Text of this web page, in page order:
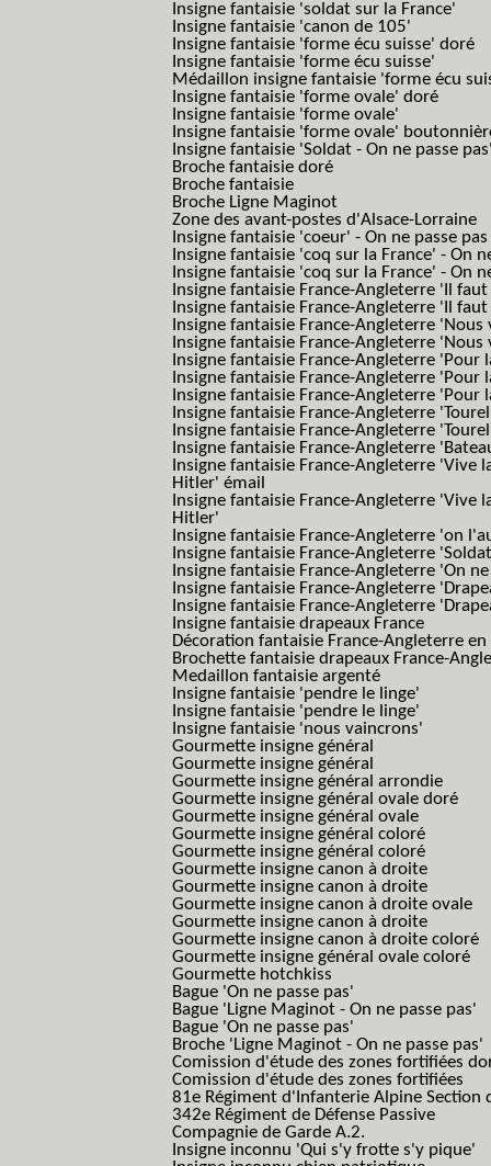
Insigne fantaisie 'soldat sur la France'
Insigne fantaisie 'canon de 105'
Insigne fantaisie 'forme écu suisse' doré
Insigne fantaisie 'forme écu suisse'
Médaillon insigne fantaisie 'forme écu
Insigne fantaisie 'forme ovale' doré
Insigne fantaisie 'forme ovale'
Insigne fantaisie 'forme ovale'
Insigne fantaisie 'Soldat - On ne passe
Broche fantaisie doré
Broche fantaisie
Broche Ligne Maginot
Zone des avant-postes d'Alsace-Lorraine
Insigne fantaisie 'coeur' - On ne passe pas
Insigne fantaisie 'coq sur la France' - On
Insigne fantaisie 'coq sur la France' - On
Insigne fantaisie France-Angleterre 'Il
Insigne fantaisie France-Angleterre 'Il
Insigne fantaisie France-Angleterre
Insigne fantaisie France-Angleterre
Insigne fantaisie France-Angleterre 'Pour
Insigne fantaisie France-Angleterre 'Pour
Insigne fantaisie France-Angleterre 'Pour
Insigne fantaisie France-Angleterre
Insigne fantaisie France-Angleterre
Insigne fantaisie France-Angleterre
Insigne fantaisie France-Angleterre
Hitler' émail
Insigne fantaisie France-Angleterre
Hitler'
Insigne fantaisie France-Angleterre 'on
Insigne fantaisie France-Angleterre
Insigne fantaisie France-Angleterre 'On
Insigne fantaisie France-Angleterre
Insigne fantaisie France-Angleterre
Insigne fantaisie drapeaux France
Décoration fantaisie France-Angleterre en
Brochette fantaisie drapeaux France-
Medaillon fantaisie argenté
Insigne fantaisie 'pendre le linge'
Insigne fantaisie 'pendre le linge'
Insigne fantaisie 'nous vaincrons'
Gourmette insigne général
Gourmette insigne général
Gourmette insigne général arrondie
Gourmette insigne général ovale doré
Gourmette insigne général ovale
Gourmette insigne général coloré
Gourmette insigne général coloré
Gourmette insigne canon à droite
Gourmette insigne canon à droite
Gourmette insigne canon à droite ovale
Gourmette insigne canon à droite
Gourmette insigne canon à droite coloré
Gourmette insigne général ovale coloré
Gourmette hotchkiss
Bague 'On ne passe pas'
Bague 'Ligne Maginot - On ne passe pas'
Bague 'On ne passe pas'
Broche 'Ligne Maginot - On ne passe pas'
Comission d'étude des zones fortifiées
Comission d'étude des zones fortifiées
81e Régiment d'Infanterie Alpine Section
342e Régiment de Défense Passive
Compagnie de Garde A.2.
Insigne inconnu 'Qui s'y frotte s'y pique'